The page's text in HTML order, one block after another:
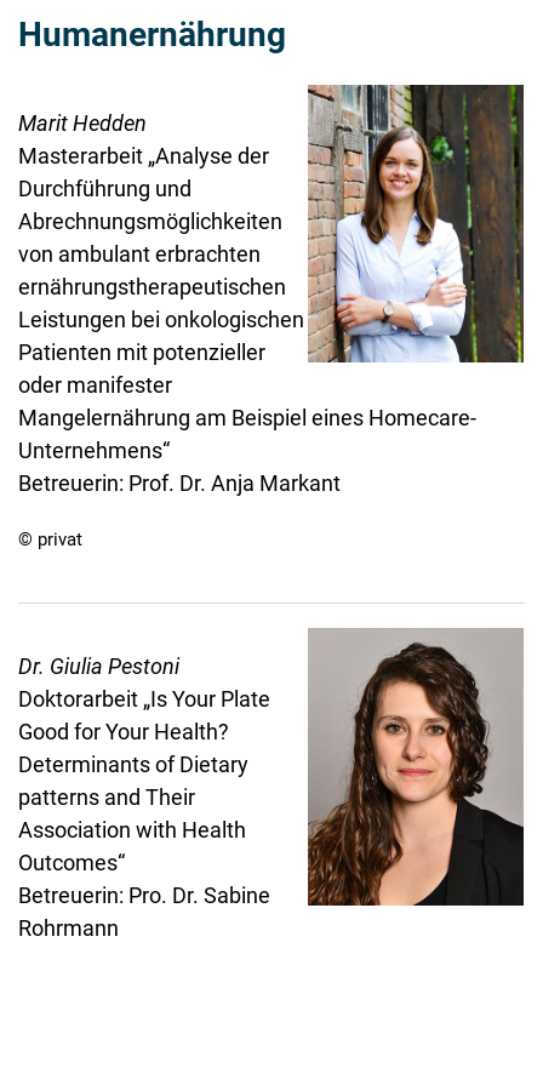
Humanernährung
Marit Hedden
Masterarbeit „Analyse der
Durchführung und
Abrechnungsmöglichkeiten
von ambulant erbrachten
ernährungstherapeutischen
Leistungen bei onkologischen
Patienten mit potenzieller
oder manifester
Mangelernährung am Beispiel eines Homecare-
Unternehmens“
Betreuerin: Prof. Dr. Anja Markant
© privat
Dr. Giulia Pestoni
Doktorarbeit „Is Your Plate
Good for Your Health?
Determinants of Dietary
patterns and Their
Association with Health
Outcomes“
Betreuerin: Pro. Dr. Sabine
Rohrmann